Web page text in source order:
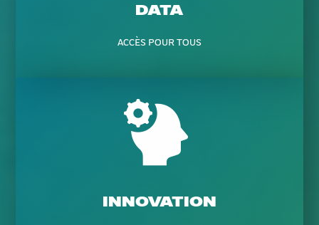
DATA
ACCÈS POUR TOUS
INNOVATION